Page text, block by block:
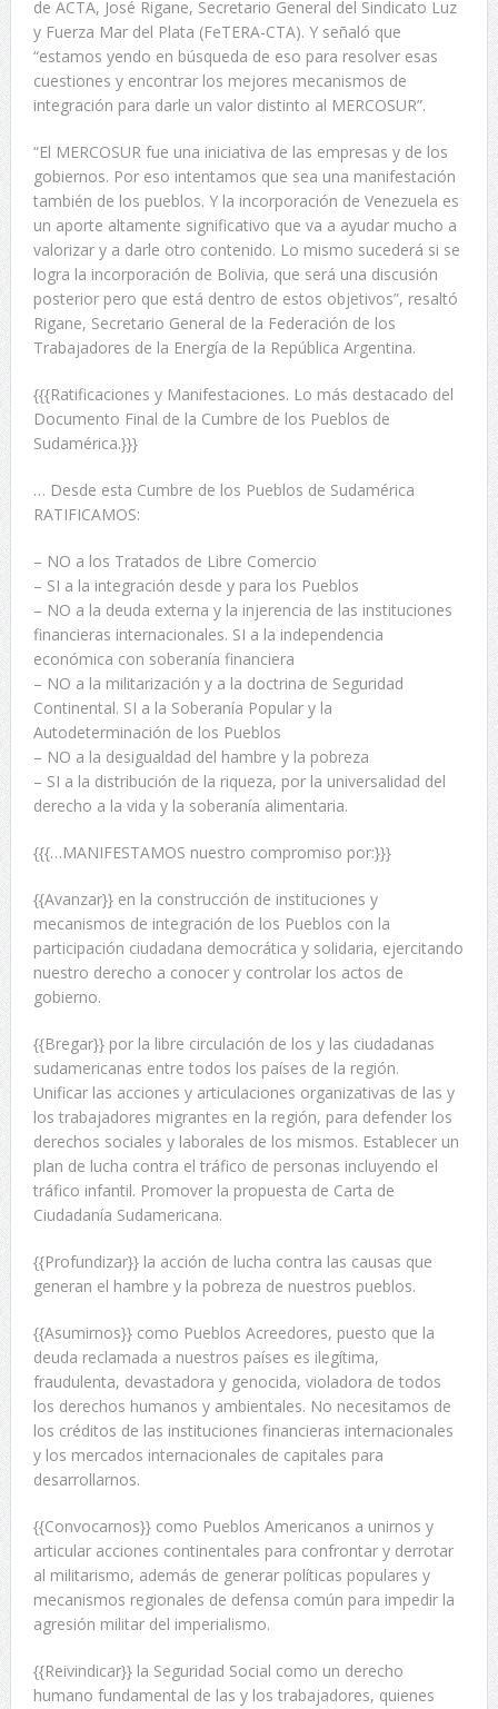
de ACTA, José Rigane, Secretario General del Sindicato Luz
y Fuerza Mar del Plata (FeTERA-CTA). Y señaló que
“estamos yendo en búsqueda de eso para resolver esas
cuestiones y encontrar los mejores mecanismos de
integración para darle un valor distinto al MERCOSUR”.
“El MERCOSUR fue una iniciativa de las empresas y de los
gobiernos. Por eso intentamos que sea una manifestación
también de los pueblos. Y la incorporación de Venezuela es
un aporte altamente significativo que va a ayudar mucho a
valorizar y a darle otro contenido. Lo mismo sucederá si se
logra la incorporación de Bolivia, que será una discusión
posterior pero que está dentro de estos objetivos”, resaltó
Rigane, Secretario General de la Federación de los
Trabajadores de la Energía de la República Argentina.
{{{Ratificaciones y Manifestaciones. Lo más destacado del
Documento Final de la Cumbre de los Pueblos de
Sudamérica.}}}
… Desde esta Cumbre de los Pueblos de Sudamérica
RATIFICAMOS:
– NO a los Tratados de Libre Comercio
– SI a la integración desde y para los Pueblos
– NO a la deuda externa y la injerencia de las instituciones
financieras internacionales. SI a la independencia
económica con soberanía financiera
– NO a la militarización y a la doctrina de Seguridad
Continental. SI a la Soberanía Popular y la
Autodeterminación de los Pueblos
– NO a la desigualdad del hambre y la pobreza
– SI a la distribución de la riqueza, por la universalidad del
derecho a la vida y la soberanía alimentaria.
{{{…MANIFESTAMOS nuestro compromiso por:}}}
{{Avanzar}} en la construcción de instituciones y
mecanismos de integración de los Pueblos con la
participación ciudadana democrática y solidaria, ejercitando
nuestro derecho a conocer y controlar los actos de
gobierno.
{{Bregar}} por la libre circulación de los y las ciudadanas
sudamericanas entre todos los países de la región.
Unificar las acciones y articulaciones organizativas de las y
los trabajadores migrantes en la región, para defender los
derechos sociales y laborales de los mismos. Establecer un
plan de lucha contra el tráfico de personas incluyendo el
tráfico infantil. Promover la propuesta de Carta de
Ciudadanía Sudamericana.
{{Profundizar}} la acción de lucha contra las causas que
generan el hambre y la pobreza de nuestros pueblos.
{{Asumirnos}} como Pueblos Acreedores, puesto que la
deuda reclamada a nuestros países es ilegítima,
fraudulenta, devastadora y genocida, violadora de todos
los derechos humanos y ambientales. No necesitamos de
los créditos de las instituciones financieras internacionales
y los mercados internacionales de capitales para
desarrollarnos.
{{Convocarnos}} como Pueblos Americanos a unirnos y
articular acciones continentales para confrontar y derrotar
al militarismo, además de generar políticas populares y
mecanismos regionales de defensa común para impedir la
agresión militar del imperialismo.
{{Reivindicar}} la Seguridad Social como un derecho
humano fundamental de las y los trabajadores, quienes